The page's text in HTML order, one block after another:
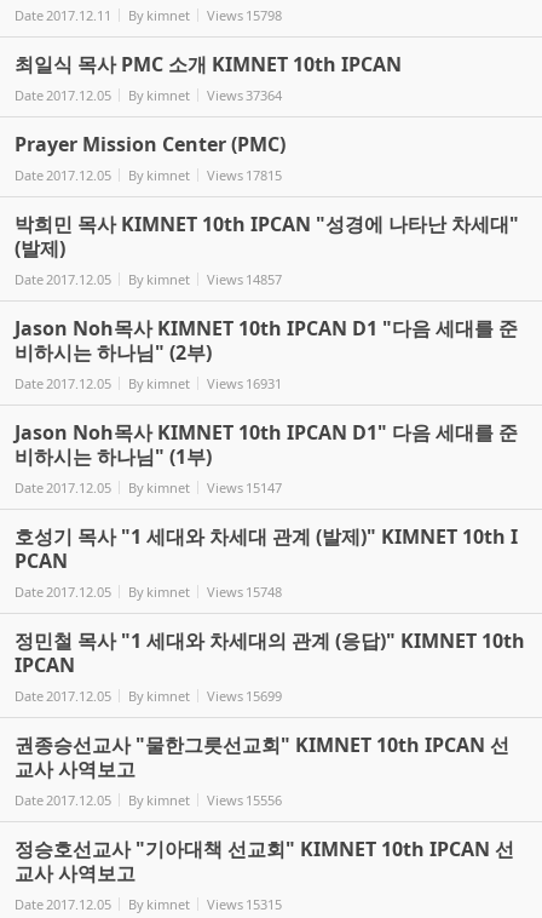
Date2017.12.11 By kimnet Views 15798
최일식 목사 PMC 소개 KIMNET 10th IPCAN
Date2017.12.05 By kimnet Views37364
Prayer Mission Center (PMC)
Date2017.12.05 By kimnet Views 17815
박희민 목사 KIMNET 10th IPCAN "성경에 나타난 차세대"
(발제)
Date2017.12.05 By kimnet Views 14857
Jason Noh목사 KIMNET 10th IPCAN D1 "다음 세대를 준
비하시는 하나님" (2부)
Date2017.12.05 By kimnet Views 16931
Jason Noh목사 KIMNET 10th IPCAN D1" 다음 세대를 준
비하시는 하나님" (1부)
Date2017.12.05 By kimnet Views 15147
호성기 목사 "1 세대와 차세대 관계 (발제)" KIMNET 10th I
PCAN
Date2017.12.05 By kimnet Views 15748
정민철 목사 "1 세대와 차세대의 관계 (응답)" KIMNET 10th
IPCAN
Date2017.12.05 By kimnet Views 15699
권종승선교사 "물한그릇선교회" KIMNET 10th IPCAN 선
교사 사역보고
Date2017.12.05 By kimnet Views 15556
정승호선교사 "기아대책 선교회" KIMNET 10th IPCAN 선
교사 사역보고
Date2017.12.05 By kimnet Views 15315